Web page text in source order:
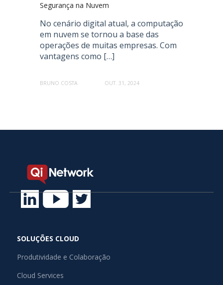
Segurança na Nuvem
No cenário digital atual, a computação
em nuvem se tornou a base das
operações de muitas empresas. Com
vantagens como […]
BRUNO COSTA OUT. 31, 2024
SOLUÇÕES CLOUD
Produtividade e Colaboração
Cloud Services